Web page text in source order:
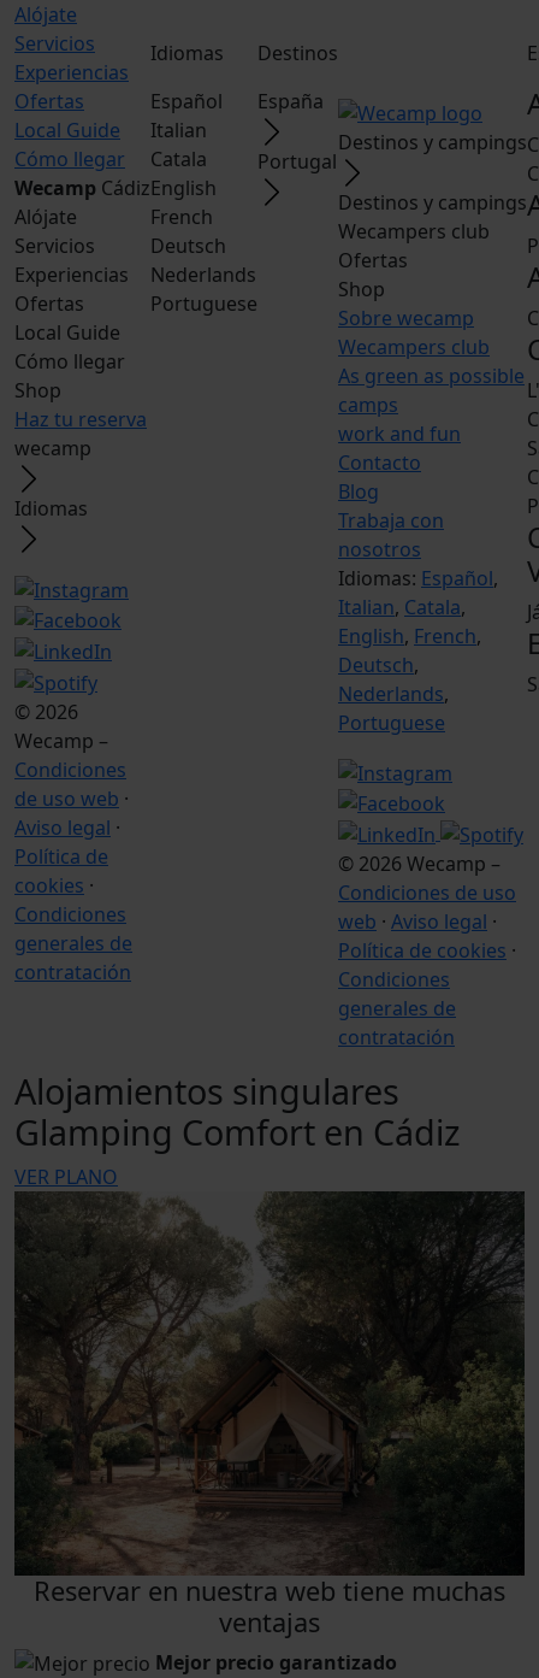
Alójate
Servicios
Experiencias
Ofertas
Local Guide
Cómo llegar
Wecamp Cádiz
Alójate
Servicios
Experiencias
Ofertas
Local Guide
Cómo llegar
Shop
Haz tu reserva
wecamp
Idiomas
© 2026
Wecamp –
Condiciones
de uso web ·
Aviso legal ·
Política de
cookies ·
Condiciones
generales de
contratación
Idiomas
Español
Italian
Catala
English
French
Deutsch
Nederlands
Portuguese
Destinos
España
Portugal
Destinos y campings
Destinos y campings
Wecampers club
Ofertas
Shop
Sobre wecamp
Wecampers club
As green as possible
camps
work and fun
Contacto
Blog
Trabaja con
nosotros
Idiomas: Español,
Italian, Catala,
English, French,
Deutsch,
Nederlands,
Portuguese
© 2026 Wecamp –
Condiciones de uso
web · Aviso legal ·
Política de cookies ·
Condiciones
generales de
contratación
Alojamientos singulares
Glamping Comfort en Cádiz
VER PLANO
Reservar en nuestra web tiene muchas
ventajas
Mejor precio garantizado